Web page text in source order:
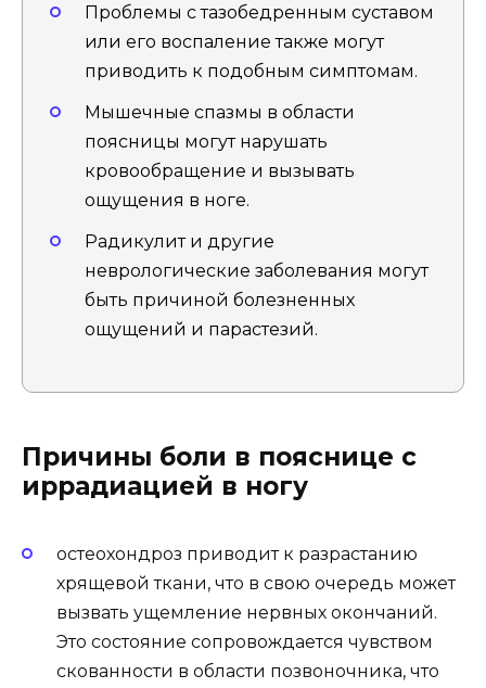
Проблемы с тазобедренным суставом
или его воспаление также могут
приводить к подобным симптомам.
Мышечные спазмы в области
поясницы могут нарушать
кровообращение и вызывать
ощущения в ноге.
Радикулит и другие
неврологические заболевания могут
быть причиной болезненных
ощущений и парастезий.
Причины боли в пояснице с
иррадиацией в ногу
остеохондроз приводит к разрастанию
хрящевой ткани, что в свою очередь может
вызвать ущемление нервных окончаний.
Это состояние сопровождается чувством
скованности в области позвоночника, что